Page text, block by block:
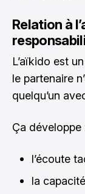
Relation à
L’aïkido est
le partenaire
quelqu’un
Ça développe
l’écoute
la